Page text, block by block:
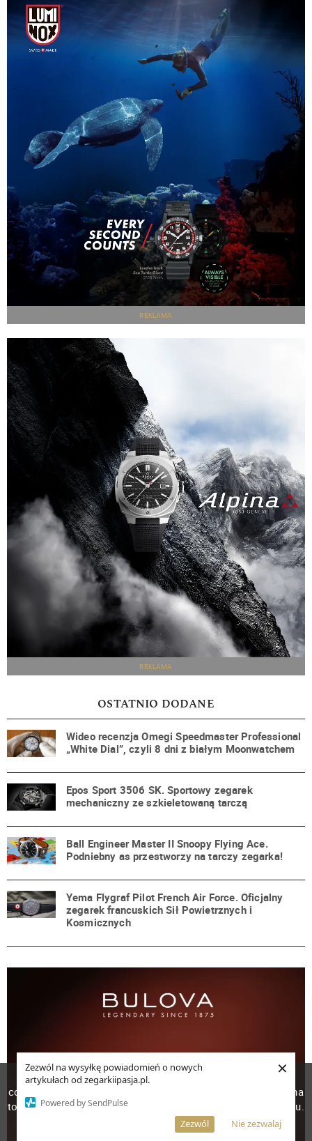
Zezwól na wysyłkę powiadomień o nowych
artykułach od zegarkiipasja.pl.
Powered by SendPulse
Nie zezwalaj
Zezwól
×
REKLAMA
REKLAMA
OSTATNIO DODANE
Wideo recenzja Omegi Speedmaster Professional
„White Dial”, czyli 8 dni z białym Moonwatchem
Epos Sport 3506 SK. Sportowy zegarek
mechaniczny ze szkieletowaną tarczą
Ball Engineer Master II Snoopy Flying Ace.
Podniebny as przestworzy na tarczy zegarka!
Yema Flygraf Pilot French Air Force. Oficjalny
zegarek francuskich Sił Powietrznych i
Kosmicznych
W celu poprawienia jakości usług korzystamy z plików
cookies. Pozostanie na stronie oznacza, iż wyrażasz zgodę na
to, że pliki cookies będą przechowywane w Twoim urządzeniu.
Więcej informacji